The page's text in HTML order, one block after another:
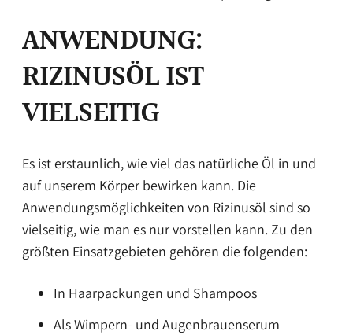
ANWENDUNG:
RIZINUSÖL IST
VIELSEITIG
Es ist erstaunlich, wie viel das natürliche Öl in und
auf unserem Körper bewirken kann. Die
Anwendungsmöglichkeiten von Rizinusöl sind so
vielseitig, wie man es nur vorstellen kann. Zu den
größten Einsatzgebieten gehören die folgenden:
In Haarpackungen und Shampoos
Als Wimpern- und Augenbrauenserum